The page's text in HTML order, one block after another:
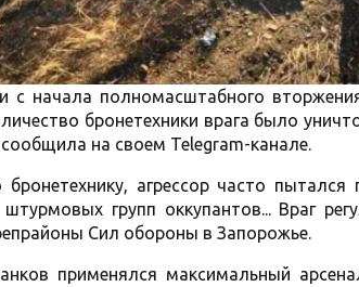
с начала полномасштабного
бронетехники врага было
на своем Telegram-канале.
агрессор часто
штурмовых групп оккупантов... Враг
Сил обороны в Запорожье.
применялся максимальный